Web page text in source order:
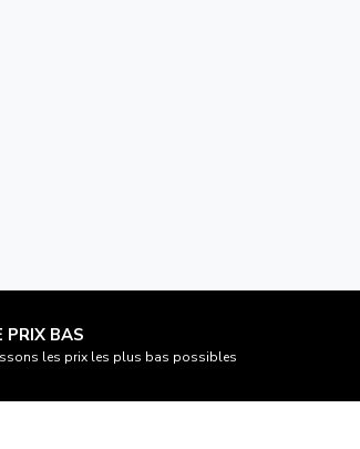
PRIX BAS
les prix les plus bas possibles